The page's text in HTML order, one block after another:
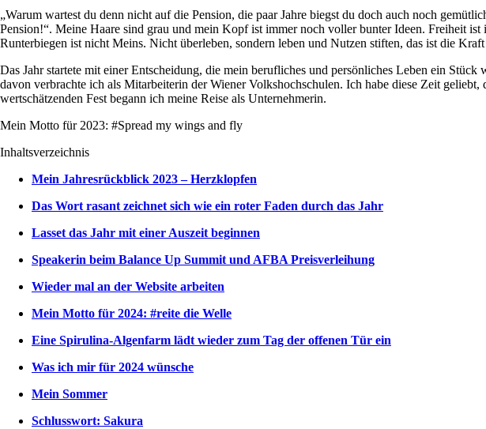
„Warum wartest du denn nicht auf die Pension, die paar Jahre biegst du doch auch noch
Pension!“. Meine Haare sind grau und mein Kopf ist immer noch voller bunter Ideen. Freiheit
Runterbiegen ist nicht Meins. Nicht überleben, sondern leben und Nutzen stiften, das ist die
Das Jahr startete mit einer Entscheidung, die mein berufliches und persönliches Leben ein
davon verbrachte ich als Mitarbeiterin der Wiener Volkshochschulen. Ich habe diese Zeit
wertschätzenden Fest begann ich meine Reise als Unternehmerin.
Mein Motto für 2023: #Spread my wings and fly
Inhaltsverzeichnis
Mein Jahresrückblick 2023 – Herzklopfen
Das Wort rasant zeichnet sich wie ein roter Faden durch das Jahr
Lasset das Jahr mit einer Auszeit beginnen
Speakerin beim Balance Up Summit und AFBA Preisverleihung
Wieder mal an der Website arbeiten
Mein Motto für 2024: #reite die Welle
Eine Spirulina-Algenfarm lädt wieder zum Tag der offenen Tür ein
Was ich mir für 2024 wünsche
Mein Sommer
Schlusswort: Sakura